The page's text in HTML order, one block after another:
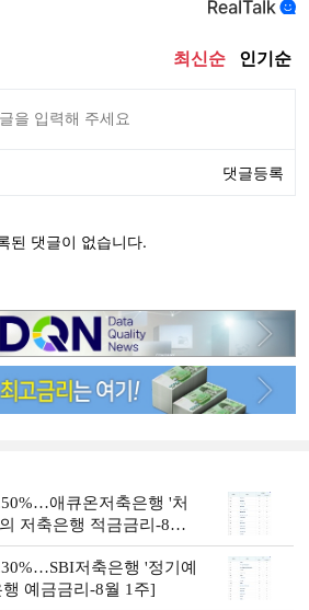
애큐온저축은행 '처
저축은행 적금금리-8월
저축은행 '정기예
예금금리-8월 1주]